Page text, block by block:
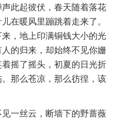
此起彼伏，春天随着落花
在暖风里蹦跳着走来了。
，地上印满铜钱大小的光
的归来，却始终不见你姗
摇了摇头，初夏的日光折
那么苍凉，那么彷徨，该
一丝云，断墙下的野蔷薇